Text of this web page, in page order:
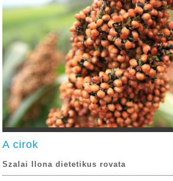
A cirok
Szalai Ilona dietetikus rovata